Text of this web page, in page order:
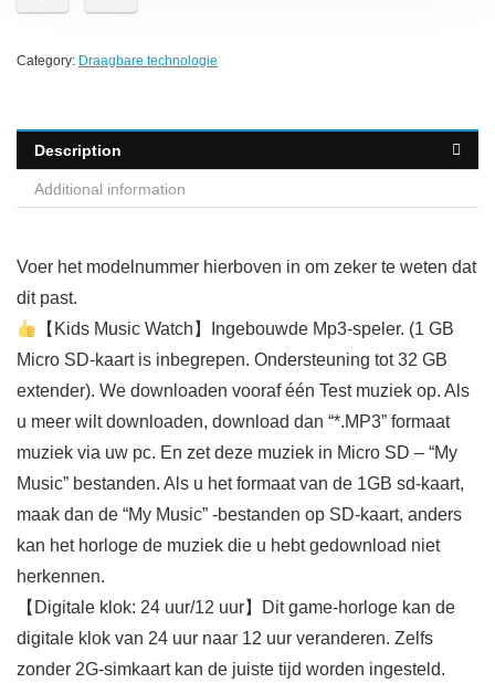
Category: Draagbare technologie
Description
Additional information
Voer het modelnummer hierboven in om zeker te weten dat
dit past.
【Kids Music Watch】Ingebouwde Mp3-speler. (1 GB
Micro SD-kaart is inbegrepen. Ondersteuning tot 32 GB
extender). We downloaden vooraf één Test muziek op. Als
u meer wilt downloaden, download dan “*.MP3” formaat
muziek via uw pc. En zet deze muziek in Micro SD – “My
Music” bestanden. Als u het formaat van de 1GB sd-kaart,
maak dan de “My Music” -bestanden op SD-kaart, anders
kan het horloge de muziek die u hebt gedownload niet
herkennen.
【Digitale klok: 24 uur/12 uur】Dit game-horloge kan de
digitale klok van 24 uur naar 12 uur veranderen. Zelfs
zonder 2G-simkaart kan de juiste tijd worden ingesteld.